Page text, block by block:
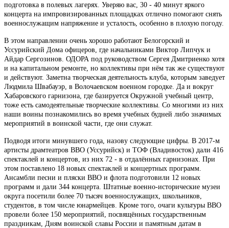
подготовка в полевых лагерях. Уверяю вас, 30 - 40 минут яркого
концерта на импровизированных площадках отлично помогают снять
военнослужащим напряжение и усталость, особенно в плохую погоду.
В этом направлении очень хорошо работают Белогорский и
Уссурийский Дома офицеров, где начальниками Виктор Липчук и
Айдар Сергозинов. ОДОРА под руководством Сергея Дмитриенко хотя
и на капитальном ремонте, но коллективы при нём так же существуют
и действуют. Заметна творческая деятельность клуба, которым заведует
Людмила Швабауэр, в Волочаевском военном городке. Да и вокруг
Хабаровского гарнизона, где базируется Окружной учебный центр,
тоже есть самодеятельные творческие коллективы. Со многими из них
наши воины познакомились во время учебных будней либо значимых
мероприятий в воинской части, где они служат.
Подводя итоги минувшего года, назову следующие цифры. В 2017-м
артисты драмтеатров ВВО (Уссурийск) и ТОФ (Владивосток) дали 416
спектаклей и концертов, из них 72 - в отдалённых гарнизонах. При
этом поставлено 18 новых спектаклей и концертных программ.
Ансамбли песни и пляски ВВО и флота подготовили 12 новых
программ и дали 344 концерта. Штатные военно-исторические музеи
округа посетили более 70 тысяч военнослужащих, школьников,
студентов, в том числе юнармейцев. Кроме того, очаги культуры ВВО
провели более 150 мероприятий, посвящённых государственным
праздникам, Дням воинской славы России и памятным датам в